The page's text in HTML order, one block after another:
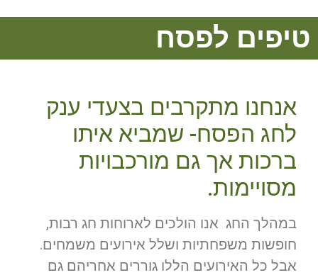
טיפים לפסח
אנחנו מתקרבים בצעדי ענק
לחג הפסח- שמביא איתו
ברכות אך גם מורכבויות
מסויימות.
במהלך החג אנו הולכים לארוחות חג רבות,
חופשות משפחתיות ושלל אירועים משמחים.
אבל כל האירועים הללו גוררים אחריהם גם